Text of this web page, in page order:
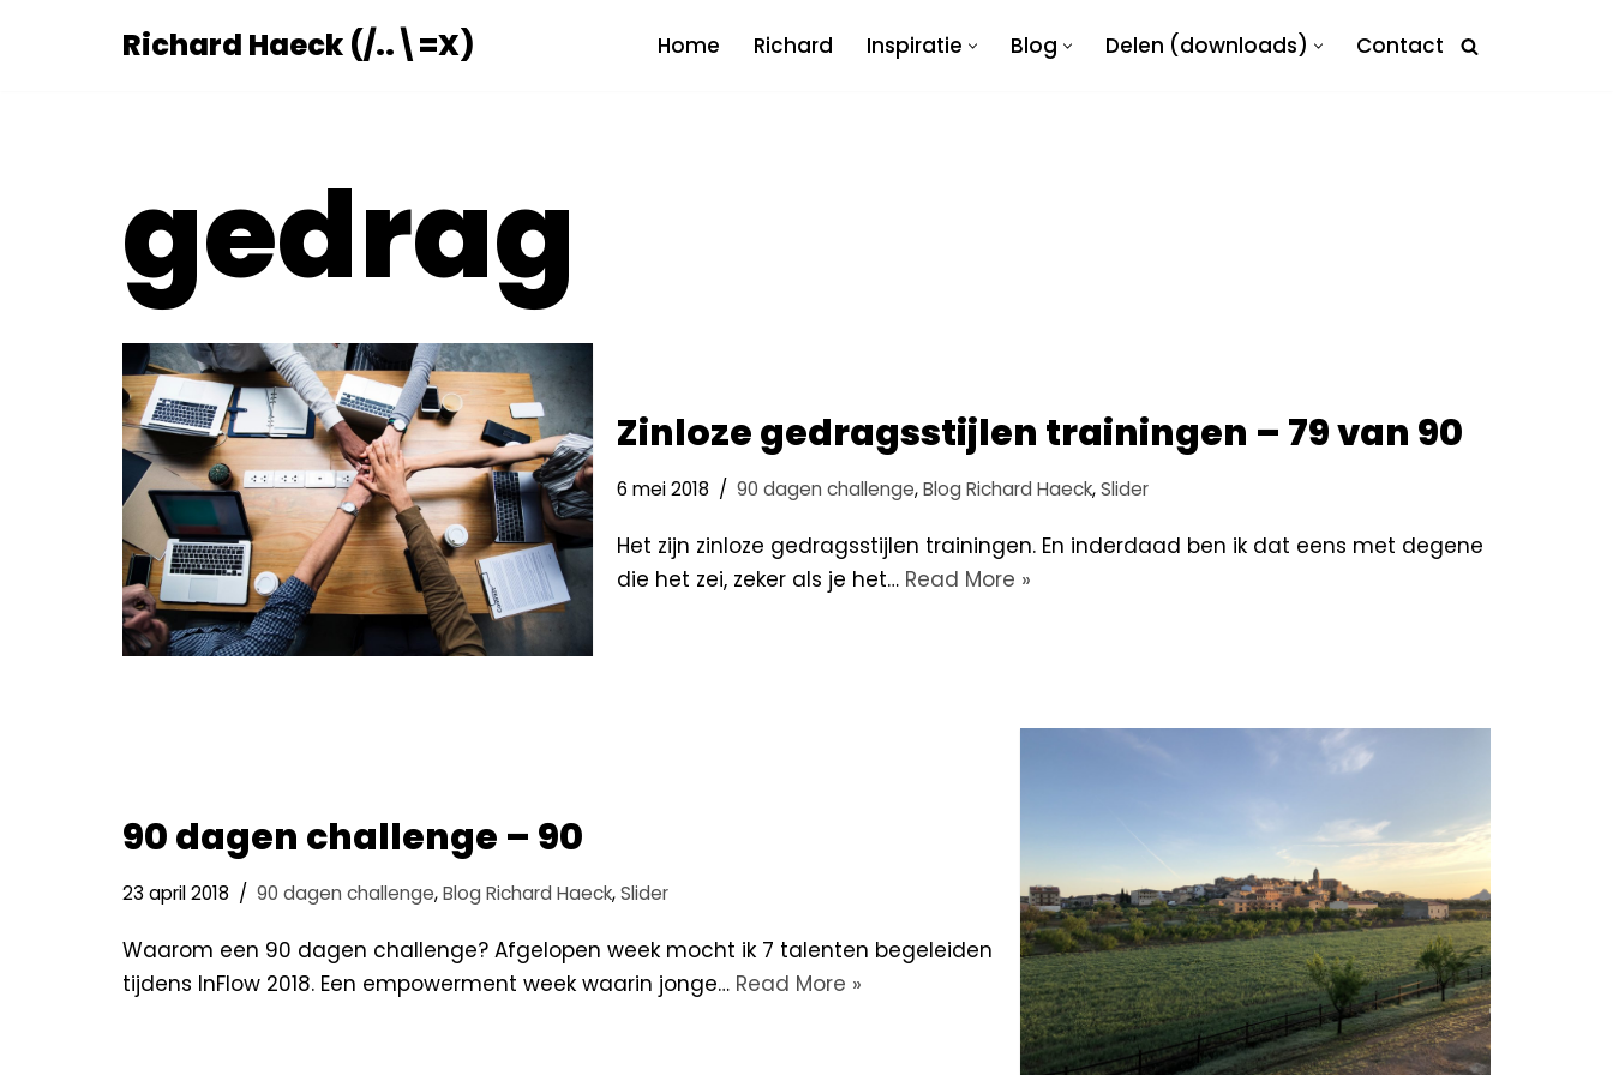
Richard Haeck (/..\=X) Home Richard Inspiratie Blog Delen (downloads) Contact
gedrag
Zinloze gedragsstijlen trainingen – 79 van 90
6 mei 2018 90 dagen challenge,Blog Richard Haeck,Slider
Het zijn zinloze gedragsstijlen trainingen. En inderdaad ben ik dat eens met degene
die het zei, zeker als je het… Read More »
90 dagen challenge – 90
23 april 2018 90 dagen challenge,Blog Richard Haeck,Slider
Waarom een 90 dagen challenge? Afgelopen week mocht ik 7 talenten begeleiden
tijdens InFlow 2018. Een empowerment week waarin jonge… Read More »